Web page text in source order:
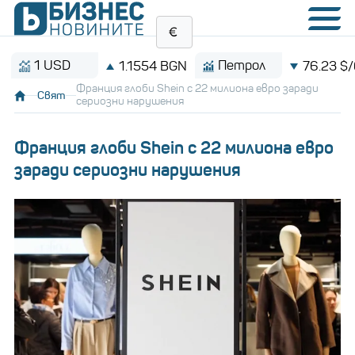
USD 1.1554 BGN Петрол 76.23 $/барел
Свят
Франция глоби Shein с 22 милиона евро заради
сериозни нарушения
Франция глоби Shein с 22 милиона евро
заради сериозни нарушения